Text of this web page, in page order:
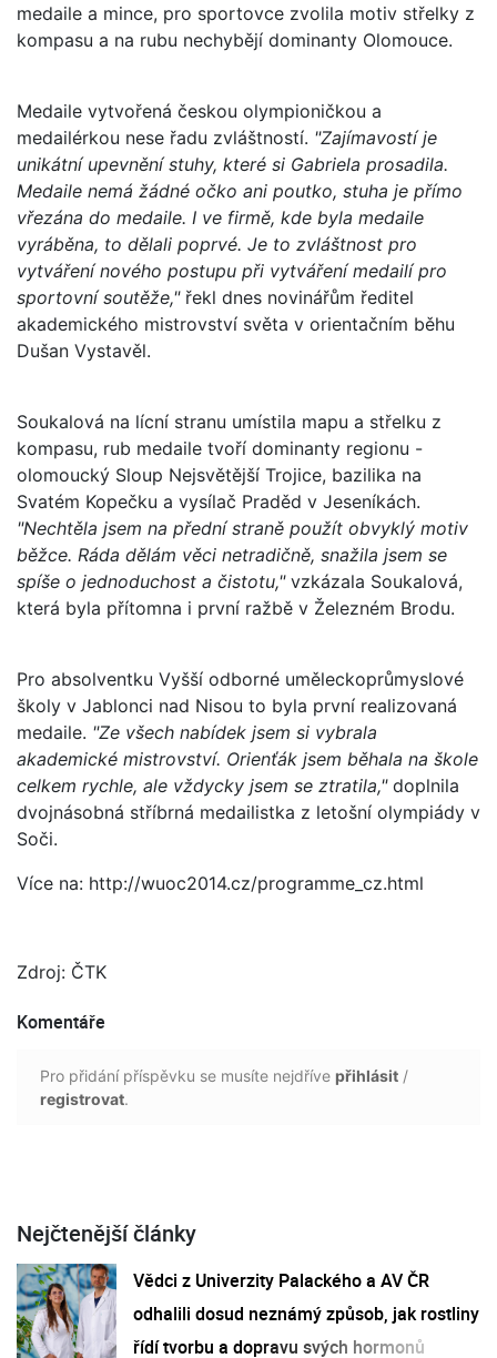
medaile a mince, pro sportovce zvolila motiv střelky z
kompasu a na rubu nechybějí dominanty Olomouce.
Medaile vytvořená českou olympioničkou a
medailérkou nese řadu zvláštností. "Zajímavostí je
unikátní upevnění stuhy, které si Gabriela prosadila.
Medaile nemá žádné očko ani poutko, stuha je přímo
vřezána do medaile. I ve firmě, kde byla medaile
vyráběna, to dělali poprvé. Je to zvláštnost pro
vytváření nového postupu při vytváření medailí pro
sportovní soutěže,"řekl dnes novinářům ředitel
akademického mistrovství světa v orientačním běhu
Dušan Vystavěl.
Soukalová na lícní stranu umístila mapu a střelku z
kompasu, rub medaile tvoří dominanty regionu -
olomoucký Sloup Nejsvětější Trojice, bazilika na
Svatém Kopečku a vysílač Praděd v Jeseníkách.
"Nechtěla jsem na přední straně použít obvyklý motiv
běžce. Ráda dělám věci netradičně, snažila jsem se
spíše o jednoduchost a čistotu,"vzkázala Soukalová,
která byla přítomna i první ražbě v Železném Brodu.
Pro absolventku Vyšší odborné uměleckoprůmyslové
školy v Jablonci nad Nisou to byla první realizovaná
medaile. "Ze všech nabídek jsem si vybrala
akademické mistrovství. Orienťák jsem běhala na škole
celkem rychle, ale vždycky jsem se ztratila," doplnila
dvojnásobná stříbrná medailistka z letošní olympiády v
Soči.
Více na: http://wuoc2014.cz/programme_cz.html
Zdroj: ČTK
Komentáře
Pro přidání příspěvku se musíte nejdříve přihlásit /
registrovat.
Nejčtenější články
Vědci z Univerzity Palackého a AV ČR
odhalili dosud neznámý způsob, jak rostliny
řídí tvorbu a dopravu svých hormonů